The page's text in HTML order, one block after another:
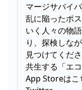
マージサバイ
乱に陥ったポ
いく人々の物
り、探検しな
見つけてくだ
共生する「エ
App Storeはこ